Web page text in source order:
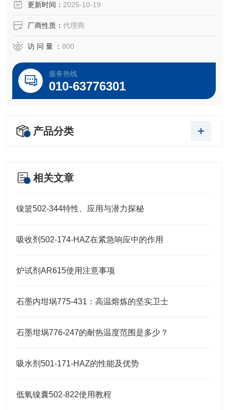
于所对应仪器。
更新时间： 2025-10-19
厂商性质： 代理商
访 问 量 ： 800
服务热线
010-63776301
产品分类
相关文章
镍篮502-344特性、应用与潜力探秘
吸收剂502-174-HAZ在紧急响应中的作用
炉试剂AR615使用注意事项
石墨内坩埚775-431：高温熔炼的坚实卫士
石墨坩埚776-247的耐热温度范围是多少？
吸水剂501-171-HAZ的性能及优势
低氧镍囊502-822使用教程